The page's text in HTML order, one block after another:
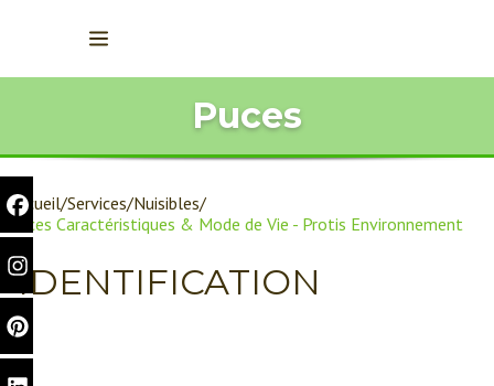
Puces
Accueil Services Nuisibles
Puces Caractéristiques & Mode de Vie - Protis Environnement
IDENTIFICATION